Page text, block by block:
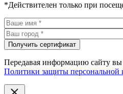
*Действителен только при
Передавая информацию сайту вы
Политики защиты персональной